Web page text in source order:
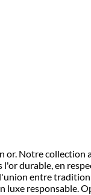
or. Notre
durable, en
entre
responsable.